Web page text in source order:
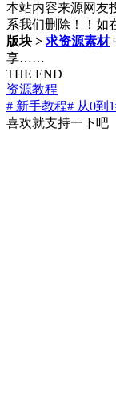
本站内容来源网友
系我们删除！！如
版块 > 求资源素材
享……
THE END
资源教程
# 新手教程# 从0到1
喜欢就支持一下吧